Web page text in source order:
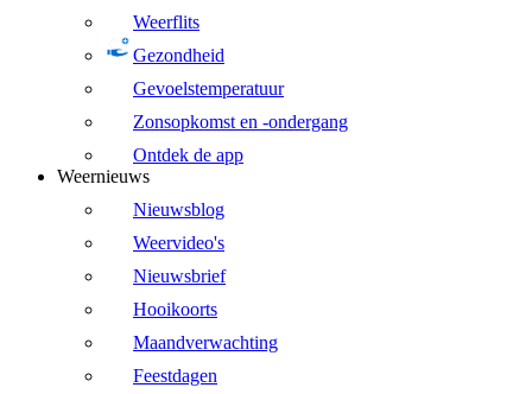
Weerflits
Gezondheid
Gevoelstemperatuur
Zonsopkomst en -ondergang
Ontdek de app
Weernieuws
Nieuwsblog
Weervideo's
Nieuwsbrief
Hooikoorts
Maandverwachting
Feestdagen